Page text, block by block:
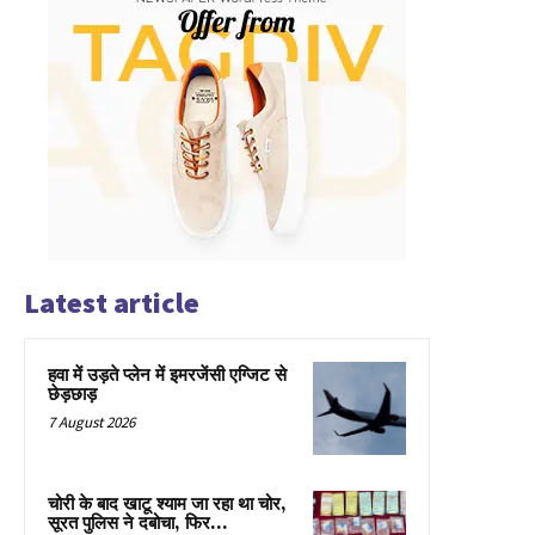
Latest article
हवा में उड़ते प्लेन में इमरजेंसी एग्जिट से
छेड़छाड़
7 August 2026
चोरी के बाद खाटू श्याम जा रहा था चोर,
सूरत पुलिस ने दबोचा, फिर…